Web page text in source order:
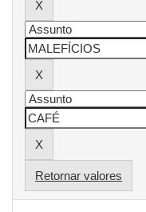
Retornar valores